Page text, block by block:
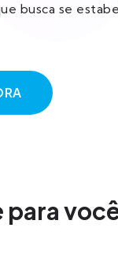
busca se
para